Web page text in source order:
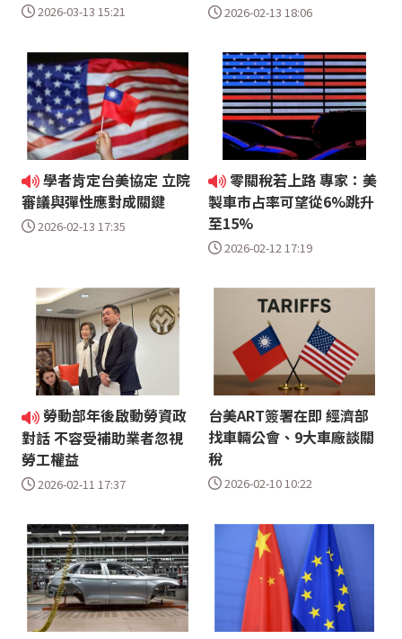
2026-03-13 15:21 2026-02-13 18:06
學者肯定台美協定 立院
審議與彈性應對成關鍵
2026-02-13 17:35
零關稅若上路 專家：美
製車市占率可望從6%跳升
至15%
2026-02-12 17:19
勞動部年後啟動勞資政
對話 不容受補助業者忽視
勞工權益
2026-02-11 17:37
台美ART簽署在即 經濟部
找車輛公會、9大車廠談關
稅
2026-02-10 10:22